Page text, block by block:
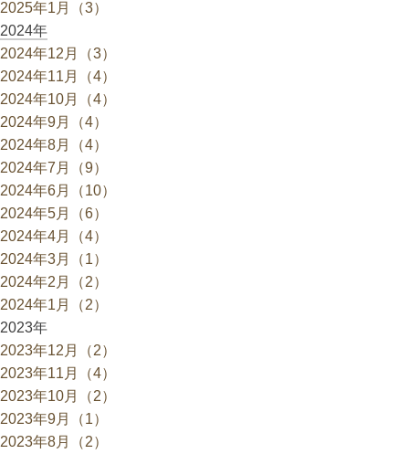
2025年1月（3）
2024年
2024年12月（3）
2024年11月（4）
2024年10月（4）
2024年9月（4）
2024年8月（4）
2024年7月（9）
2024年6月（10）
2024年5月（6）
2024年4月（4）
2024年3月（1）
2024年2月（2）
2024年1月（2）
2023年
2023年12月（2）
2023年11月（4）
2023年10月（2）
2023年9月（1）
2023年8月（2）